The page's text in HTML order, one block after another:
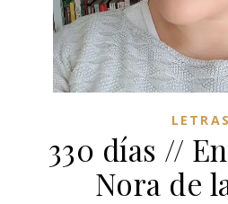
LETRAS
330 días //
Nora de